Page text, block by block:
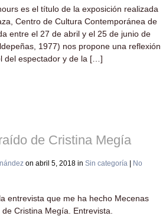
es el título de la exposición realizada
Centro de Cultura Contemporánea de
entre el 27 de abril y el 25 de junio de
1977) nos propone una reflexión
del espectador y de la […]
de Cristina Megía
on abril 5, 2018 in Sin categoría| No
entrevista que me ha hecho Mecenas
Cristina Megía. Entrevista.